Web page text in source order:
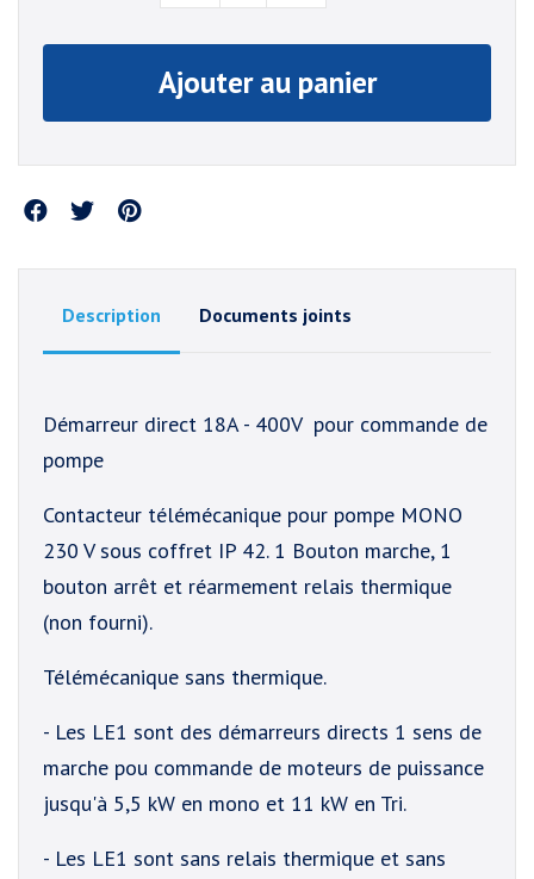
Ajouter au panier
Partager
Description Documents joints
Démarreur direct 18A - 400V pour commande de
pompe
Contacteur télémécanique pour pompe MONO
230 V sous coffret IP 42. 1 Bouton marche, 1
bouton arrêt et réarmement relais thermique
(non fourni).
Télémécanique sans thermique.
- Les LE1 sont des démarreurs directs 1 sens de
marche pou commande de moteurs de puissance
jusqu'à 5,5 kW en mono et 11 kW en Tri.
- Les LE1 sont sans relais thermique et sans